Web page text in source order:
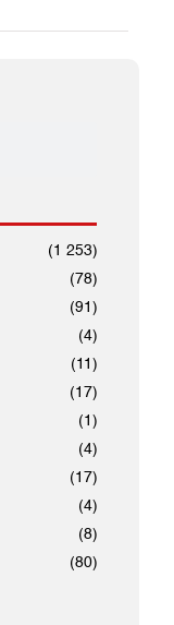
(1 253)
(78)
(91)
(4)
(11)
(17)
(1)
(4)
(17)
(4)
(8)
(80)